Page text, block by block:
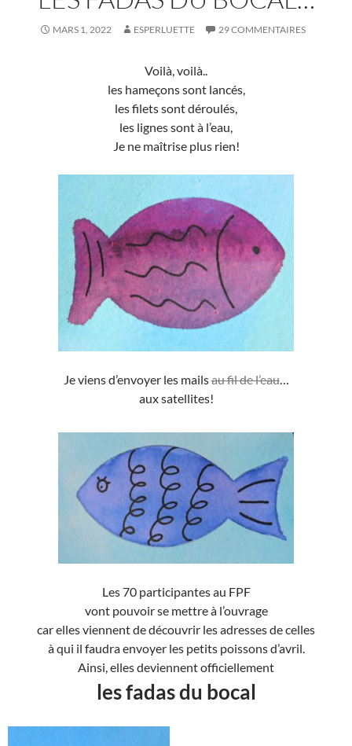
MARS 1, 2022 ESPERLUETTE 29 COMMENTAIRES
Voilà, voilà..
les hameçons sont lancés,
les filets sont déroulés,
les lignes sont à l’eau,
Je ne maîtrise plus rien!
Je viens d’envoyer les mailsau fil de l’eau…
aux satellites!
Les 70 participantes au FPF
vont pouvoir se mettre à l’ouvrage
car elles viennent de découvrir les adresses de celles
à qui il faudra envoyer les petits poissons d’avril.
Ainsi, elles deviennent officiellement
les fadas du bocal